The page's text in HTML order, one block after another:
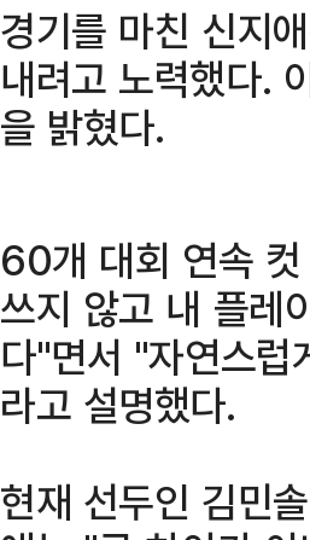
경기를 마친 신지
내려고 노력했다.
을 밝혔다.
60개 대회 연속 컷
쓰지 않고 내 플레
다"면서 "자연스럽
라고 설명했다.
현재 선두인 김민